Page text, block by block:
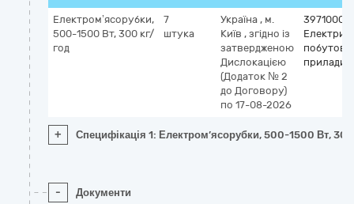
Електром’ясорубки,
500-1500 Вт, 300 кг/
год
7
штука
Україна , м.
Київ , згідно із
затвердженою
Дислокацією
(Додаток № 2
до Договору)
по 17-08-2026
побутові
прилади
+ Специфікація 1: Електром’ясорубки, 500-1500 Вт,
- Документи